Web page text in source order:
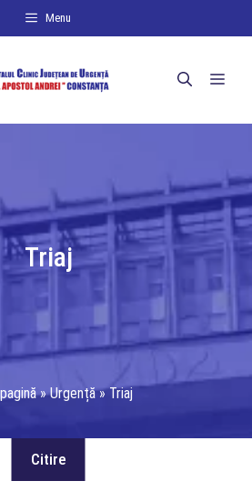
Menu
» Urgență »Triaj
Triaj